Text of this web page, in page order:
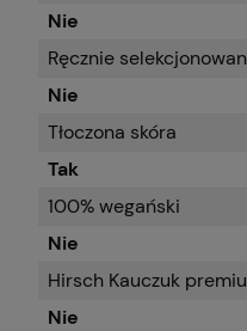
Nie
Ręcznie
Nie
Tłoczona skóra
Tak
100% wegański
Nie
Hirsch Kauczuk
Nie